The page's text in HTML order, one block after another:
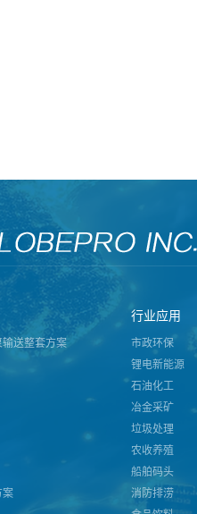
送整套方案
案
行业应用
市政环保
锂电新能源
石油化工
冶金采矿
垃圾处理
农收养殖
船舶码头
消防排涝